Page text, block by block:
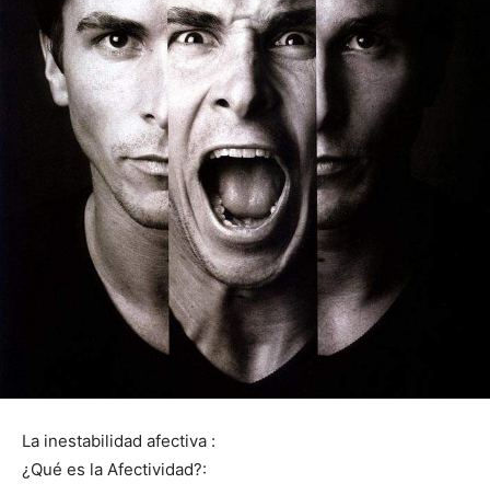
La inestabilidad afectiva :
¿Qué es la Afectividad?: